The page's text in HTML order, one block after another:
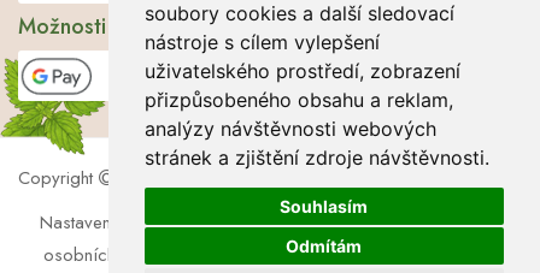
soubory cookies a další sledovací
nástroje s cílem vylepšení
uživatelského prostředí, zobrazení
přizpůsobeného obsahu a reklam,
analýzy návštěvnosti webových
stránek a zjištění zdroje návštěvnosti.
Souhlasím
Odmítám
Možnosti platby
Copyright
2026 Lbros s.r.o.
Nastavení cookies|Soubory cookies|Zásady zpracování
osobních údajů
Souhlas se zpracováním osobních údajů